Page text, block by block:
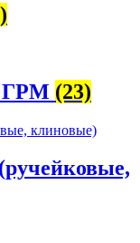
ГРМ (23)